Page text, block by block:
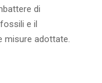
di
e il
misure adottate.